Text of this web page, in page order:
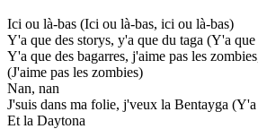
Ici ou là-bas (Ici ou là-bas, ici ou là-bas)
Y'a que des storys, y'a que du taga (Y'a
Y'a que des bagarres, j'aime pas les
(J'aime pas les zombies)
Nan, nan
J'suis dans ma folie, j'veux la Bentayga
Et la Daytona